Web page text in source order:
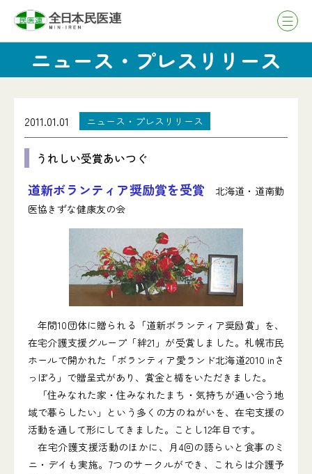
ニュース・プレスリリース
2011.01.01 ニュース・プレスリリース
うれしい受賞あいつぐ
道新ボランティア奨励賞を受賞 北海道・道南勤
医協きずな健康友の会
年間10団体に贈られる「道新ボランティア奨励賞」を、
在宅介護支援グループ「絆21」が受賞しました。札幌市民
ホールで開かれた「ボランティア愛ランド北海道2010 inさ
っぽろ」で贈呈式があり、賞金と楯をいただきました。
「住みなれた家・住みなれたまち・気持ちが通い合う地
域で暮らしたい」という多くの方のねがいを、在宅支援の
活動を通して形にしてきました。ことし12年目です。
在宅介護支援活動のほかに、月4回の語らいと食事のミ
ニ・デイも実施。7つのサークルができ、これらは介護予